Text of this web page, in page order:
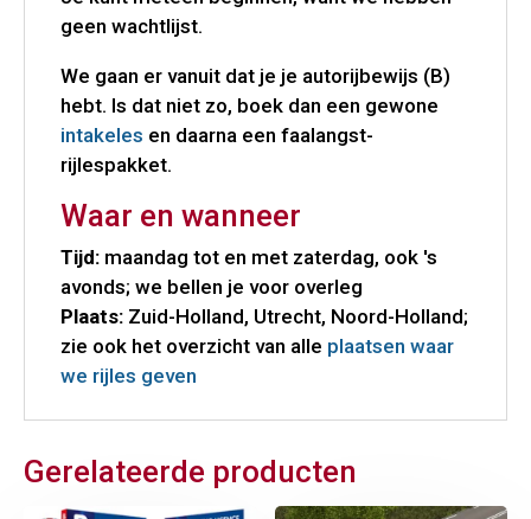
geen wachtlijst.
We gaan er vanuit dat je je autorijbewijs (B)
hebt. Is dat niet zo, boek dan een gewone
intakeles en daarna een faalangst-
rijlespakket.
Waar en wanneer
Tijd: maandag tot en met zaterdag, ook 's
avonds; we bellen je voor overleg
Plaats: Zuid-Holland, Utrecht, Noord-Holland;
zie ook het overzicht van alle plaatsen waar
we rijles geven
Gerelateerde producten